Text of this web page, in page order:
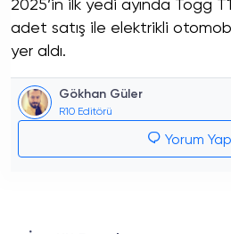
2025’in ilk yedi ayında Togg
adet satış ile elektrikli
yer aldı.
Gökhan Güler
R10 Editörü
Yorum Yap